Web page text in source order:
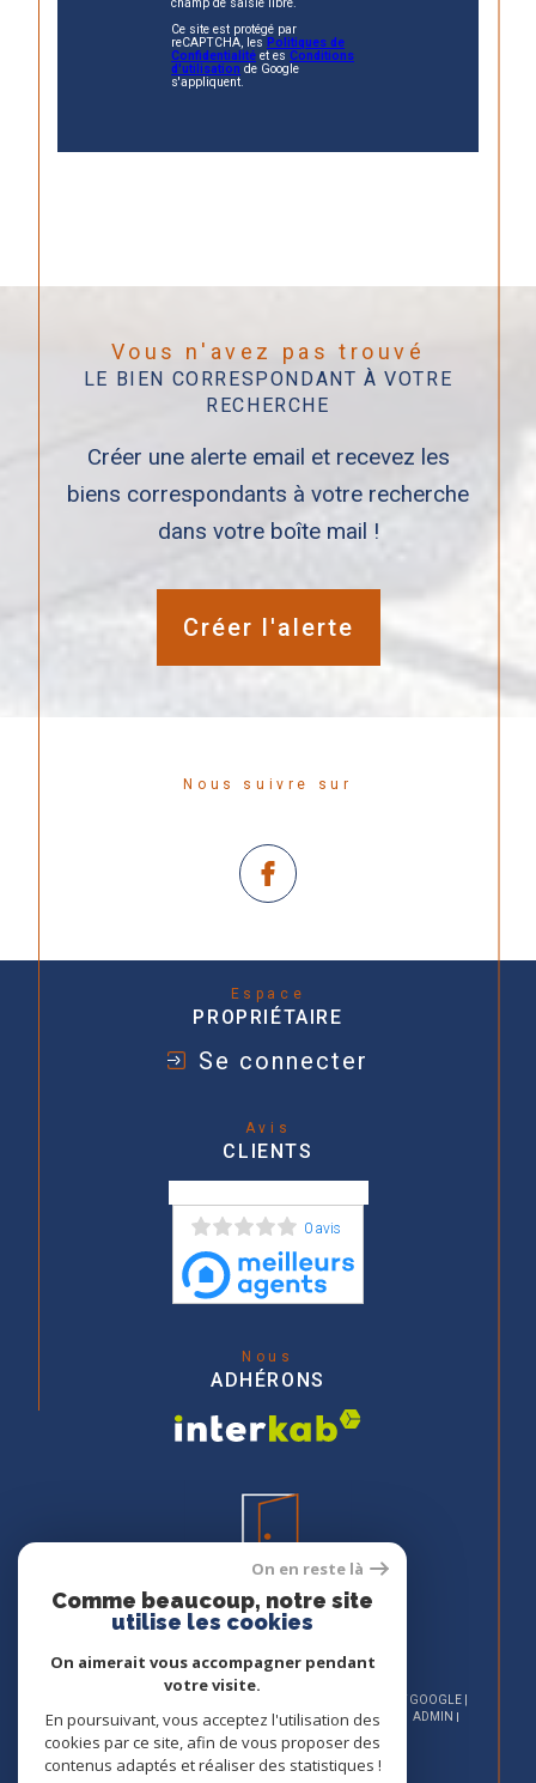
Ce site est protégé par
reCAPTCHA, lesPolitiques de
Confidentialité et esConditions
d'utilisation de Google
s'appliquent.
Vous n'avez pas trouvé
LE BIEN CORRESPONDANT À VOTRE
RECHERCHE
Créer une alerte email et recevez les
biens correspondants à votre recherche
dans votre boîte mail !
Créer l'alerte
Nous suivre sur
Espace
PROPRIÉTAIRE
Se connecter
Avis
CLIENTS
0 avis
Nous
ADHÉRONS
© 2026 | TOUS DROITS RÉSERVÉS | TRADUCTION POWERED BY GOOGLE |
NOS HONORAIRES
PLAN DU SITE MENTIONS LÉGALES
ADMIN
POLITIQUE RGPD
On en reste là
Comme beaucoup, notre site
utilise les cookies
On aimerait vous accompagner pendant
votre visite.
En poursuivant, vous acceptez l'utilisation des
cookies par ce site, afin de vous proposer des
contenus adaptés et réaliser des statistiques !